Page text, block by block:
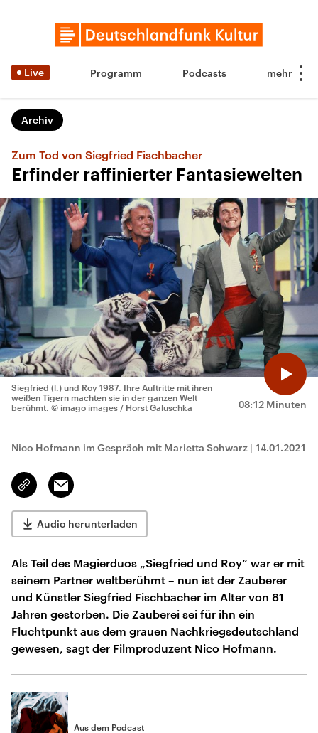
Live Programm Podcasts
Archiv
Zum Tod von Siegfried Fischbacher
Erfinder raffinierter Fantasiewelten
08:12 Minuten
Siegfried (l.) und Roy 1987. Ihre Auftritte mit ihren
weißen Tigern machten sie in der ganzen Welt
berühmt. © imago images / Horst Galuschka
Nico Hofmann im Gespräch mit Marietta Schwarz | 14.01.2021
Link
kopieren/teilen
Email
Audio herunterladen
Als Teil des Magierduos „Siegfried und Roy“ war er mit
seinem Partner weltberühmt – nun ist der Zauberer
und Künstler Siegfried Fischbacher im Alter von 81
Jahren gestorben. Die Zauberei sei für ihn ein
Fluchtpunkt aus dem grauen Nachkriegsdeutschland
gewesen, sagt der Filmproduzent Nico Hofmann.
Aus dem Podcast